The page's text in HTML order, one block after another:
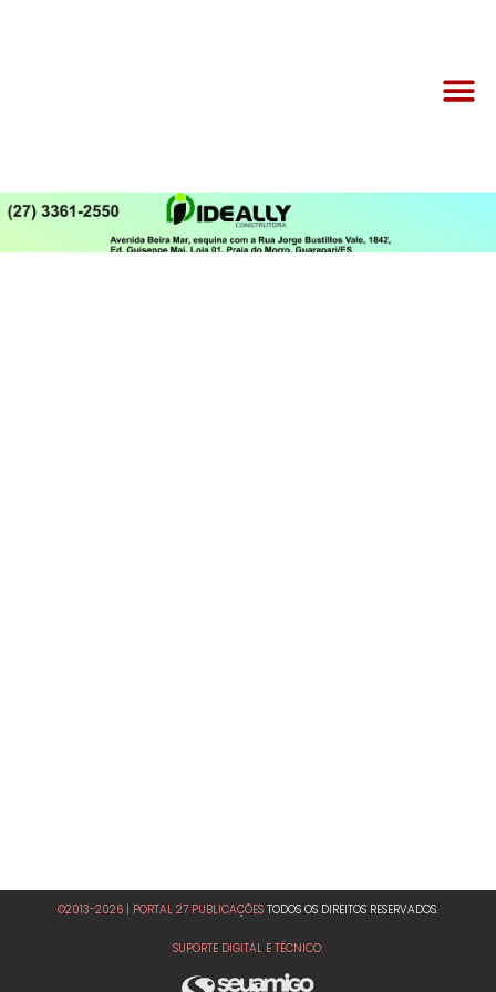
©2013-2026 | PORTAL 27 PUBLICAÇÕES TODOS OS DIREITOS RESERVADOS.
SUPORTE DIGITAL E TÉCNICO: